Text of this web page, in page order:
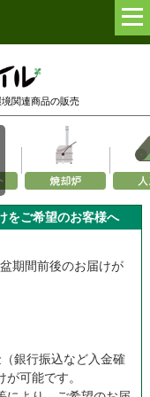
関連商品の販売
をご希望のお客様へ
期間前後のお届けが
銀行振込など入金確
可能です。